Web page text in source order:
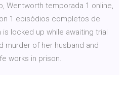
Wentworth temporada 1 online,
1 episódios completos de
is locked up while awaiting trial
murder of her husband and
works in prison.